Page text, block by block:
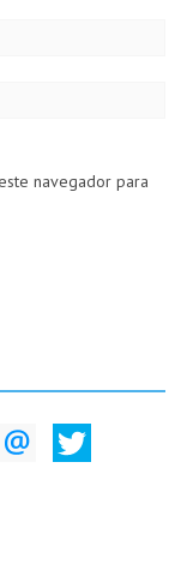
navegador para